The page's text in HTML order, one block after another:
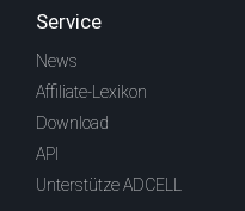
Service
News
Affiliate-Lexikon
Download
API
Unterstütze ADCELL